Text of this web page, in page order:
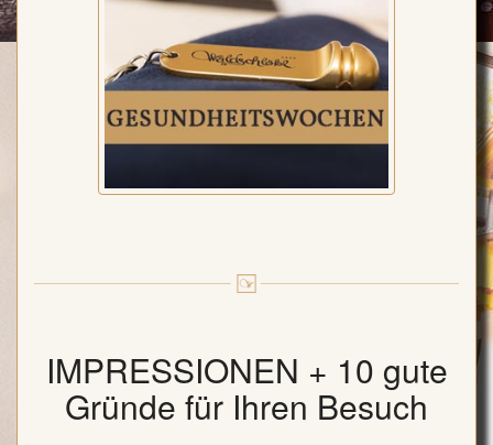
IMPRESSIONEN + 10 gute
Gründe für Ihren Besuch